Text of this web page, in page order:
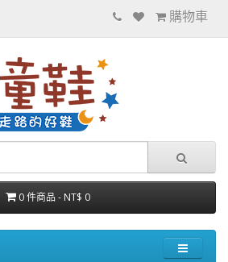
購物車
0 件商品 - NT$ 0